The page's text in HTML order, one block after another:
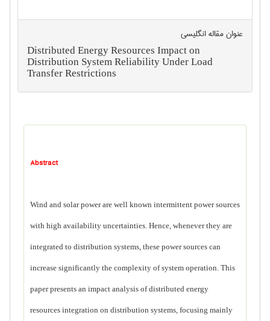
عنوان مقاله انگليسی
Distributed Energy Resources Impact on
Distribution System Reliability Under Load
Transfer Restrictions
Abstract
Wind and solar power are well known intermittent power sources
with high availability uncertainties. Hence, whenever they are
integrated to distribution systems, these power sources can
increase significantly the complexity of system operation. This
paper presents an impact analysis of distributed energy
resources integration on distribution systems, focusing mainly